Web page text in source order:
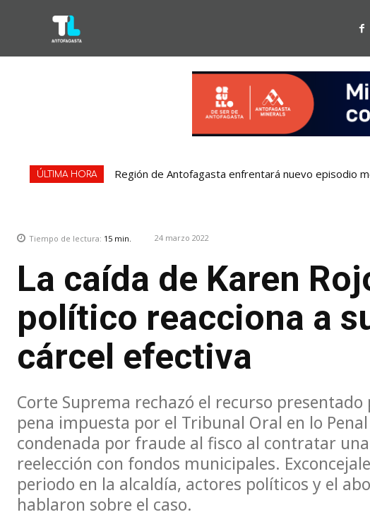
ÚLTIMA HORA Región de Antofagasta enfrentará nuevo episodio
Tiempo de lectura: 15 min. 24 marzo 2022
La caída de Karen
político reacciona a
cárcel efectiva
Corte Suprema rechazó el recurso
pena impuesta por el Tribunal Oral en lo
condenada por fraude al fisco al contratar
reelección con fondos municipales.
periodo en la alcaldía, actores políticos y el
hablaron sobre el caso.